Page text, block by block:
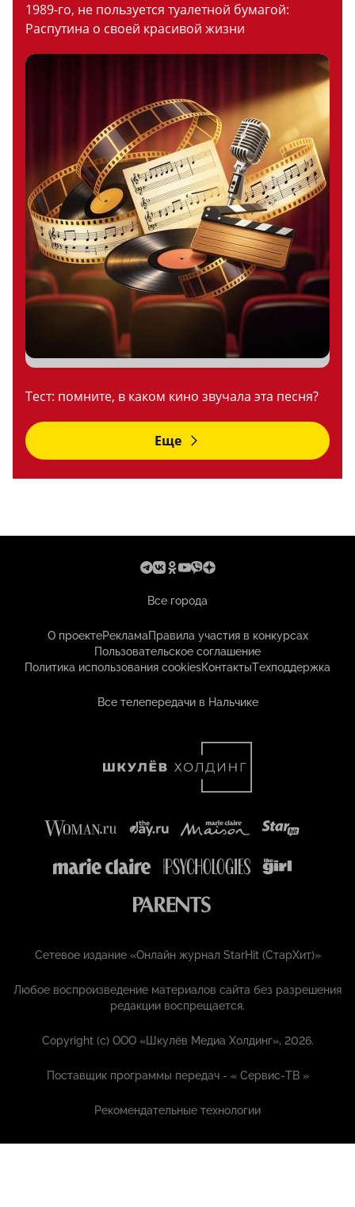
1989-го, не пользуется туалетной бумагой:
Распутина о своей красивой жизни
Тест: помните, в каком кино звучала эта песня?
Еще
Все города
О проектеРекламаПравила участия в конкурсах
Пользовательское соглашение
Политика использования cookiesКонтактыТехподдержка
Все телепередачи в Нальчике
Сетевое издание «Онлайн журнал StarHit (СтарХит)»
Любое воспроизведение материалов сайта без разрешения
редакции воспрещается.
Copyright (с) ООО «Шкулёв Медиа Холдинг», 2026.
Поставщик программы передач - «Сервис-ТВ »
Рекомендательные технологии